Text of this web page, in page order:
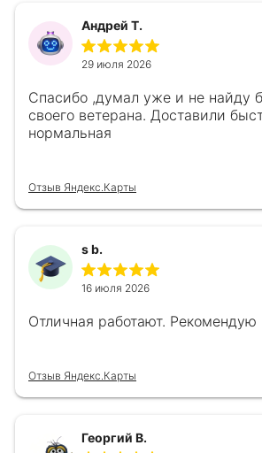
Андрей Т.
29 июля 2026
Спасибо ,думал уже и не найду
своего ветерана. Доставили
нормальная
Отзыв Яндекс.Карты
s b.
16 июля 2026
Отличная работают. Рекомендую
Отзыв Яндекс.Карты
Георгий В.